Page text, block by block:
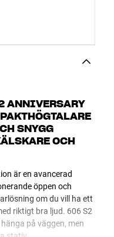
ANNIVERSARY
SNYGG
OCH
är en avancerad
öppen och
om du vill ha ett
riktigt bra ljud. 606 S2
på väggen, men